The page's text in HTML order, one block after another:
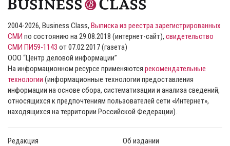
2004-2026, Business Class, Выписка из реестра зарегистрированных
СМИ по состоянию на 29.08.2018 (интернет-сайт), свидетельство
СМИ ПИ59-1143 от 07.02.2017 (газета)
ООО “Центр деловой информации”
На информационном ресурсе применяются рекомендательные
технологии (информационные технологии предоставления
информации на основе сбора, систематизации и анализа сведений,
относящихся к предпочтениям пользователей сети «Интернет»,
находящихся на территории Российской Федерации).
Редакция Об издании